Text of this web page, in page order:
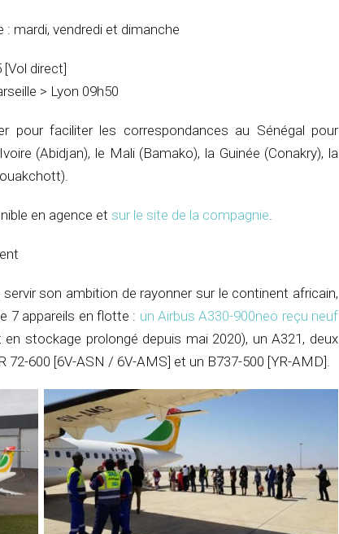
mardi, vendredi et dimanche
direct]
> Lyon 09h50
pour faciliter les correspondances au Sénégal pour
(Abidjan), le Mali (Bamako), la Guinée (Conakry), la
en agence et sur le site de la compagnie.
son ambition de rayonner sur le continent africain,
7 appareils en flotte : un Airbus A330-900neo reçu neuf
en stockage prolongé depuis mai 2020), un A321, deux
72-600 [6V-ASN / 6V-AMS] et un B737-500 [YR-AMD].